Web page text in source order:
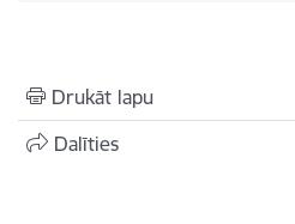
Drukāt lapu
Dalīties